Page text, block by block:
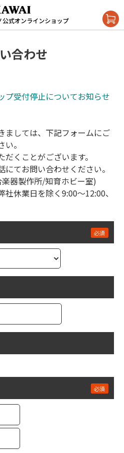
公式オンラインショップ
合わせ
プ受付停止についてお知らせ
しては、下記フォームにご
。
くことがございます。
てお問い合わせください。
器製作所/知育ホビー室)
社休業日を除く9:00～12:00、